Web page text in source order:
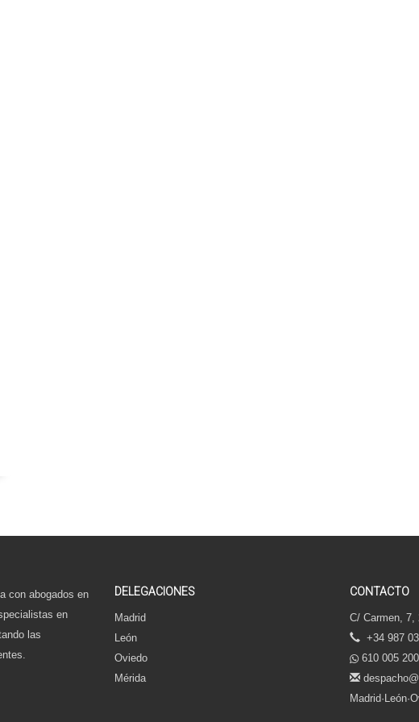
con abogados en
en
las
DELEGACIONES
Madrid
León
Oviedo
Mérida
CONTACTO
C/ Carmen, 7,
+34 987
610 005 200